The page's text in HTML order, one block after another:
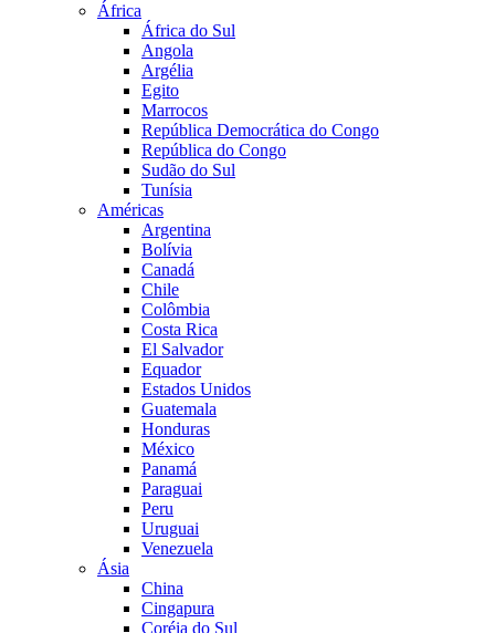
África
África do Sul
Angola
Argélia
Egito
Marrocos
República Democrática do Congo
República do Congo
Sudão do Sul
Tunísia
Américas
Argentina
Bolívia
Canadá
Chile
Colômbia
Costa Rica
El Salvador
Equador
Estados Unidos
Guatemala
Honduras
México
Panamá
Paraguai
Peru
Uruguai
Venezuela
Ásia
China
Cingapura
Coréia do Sul